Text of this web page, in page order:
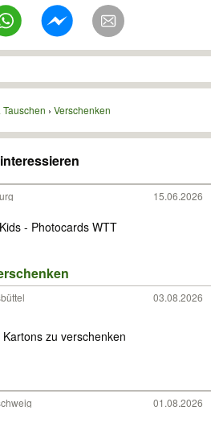
Verschenken
15.06.2026
- Photocards WTT
03.08.2026
zu verschenken
01.08.2026